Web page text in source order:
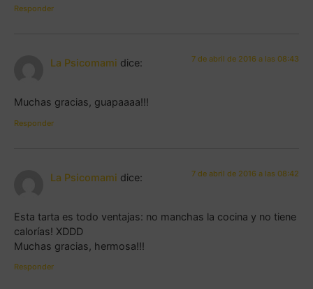
Responder
La Psicomami dice: 7 de abril de 2016 a las 08:43
Muchas gracias, guapaaaa!!!
Responder
La Psicomami dice: 7 de abril de 2016 a las 08:42
Esta tarta es todo ventajas: no manchas la cocina y no tiene
calorías! XDDD
Muchas gracias, hermosa!!!
Responder